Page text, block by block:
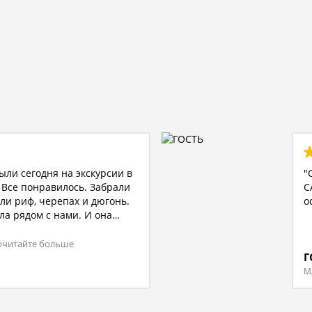
"Спасибо большое за экскурсию на риф
САТАЙЯ!!! 👍🤝🙏Всё очень понравилось
особенно дельфины!!! 👏👏"